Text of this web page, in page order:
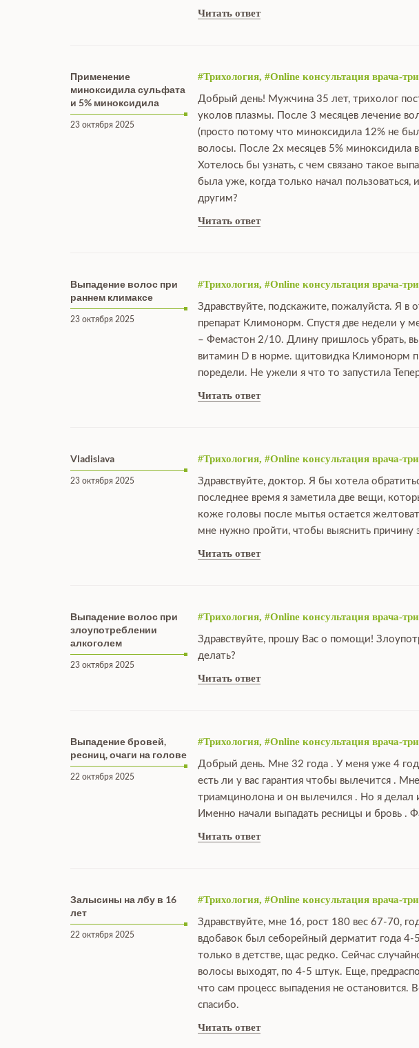
Читать ответ
Применение
миноксидила сульфата
и 5% миноксидила
23 октября 2025
#Трихология, #Online консультация врача-
Добрый день! Мужчина 35 лет, трихолог
уколов плазмы. После 3 месяцев лечение
(просто потому что миноксидила 12% не
волосы. После 2х месяцев 5% миноксидила
Хотелось бы узнать, с чем связано такое
была уже, когда только начал
другим?
Читать ответ
Выпадение волос при
раннем климаксе
23 октября 2025
#Трихология, #Online консультация врача-
Здравствуйте, подскажите, пожалуйста. Я
препарат Климонорм. Спустя две недели у
– Фемастон 2/10. Длину пришлось убрать,
витамин D в норме. щитовидка Климонорм
поредели. Не ужели я что то запустила
Читать ответ
Vladislava
23 октября 2025
#Трихология, #Online консультация врача-
Здравствуйте, доктор. Я бы хотела
последнее время я заметила две вещи,
коже головы после мытья остается
мне нужно пройти, чтобы выяснить
Читать ответ
Выпадение волос при
злоупотреблении
алкоголем
23 октября 2025
#Трихология, #Online консультация врача-
Здравствуйте, прошу Вас о помощи!
делать?
Читать ответ
Выпадение бровей,
ресниц, очаги на голове
22 октября 2025
#Трихология, #Online консультация врача-
Добрый день. Мне 32 года . У меня уже 4
есть ли у вас гарантия чтобы вылечится .
триамцинолона и он вылечился . Но я делал
Именно начали выпадать ресницы и бровь .
Читать ответ
Залысины на лбу в 16
лет
22 октября 2025
#Трихология, #Online консультация врача-
Здравствуйте, мне 16, рост 180 вес 67-70,
вдобавок был себорейный дерматит года 4-
только в детстве, щас редко. Сейчас
волосы выходят, по 4-5 штук. Еще,
что сам процесс выпадения не остановится.
спасибо.
Читать ответ